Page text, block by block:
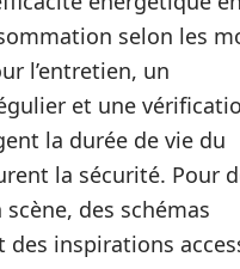
selon les
l’entretien, un
et une
la durée de vie du
la sécurité. Pour
des schémas
des inspirations